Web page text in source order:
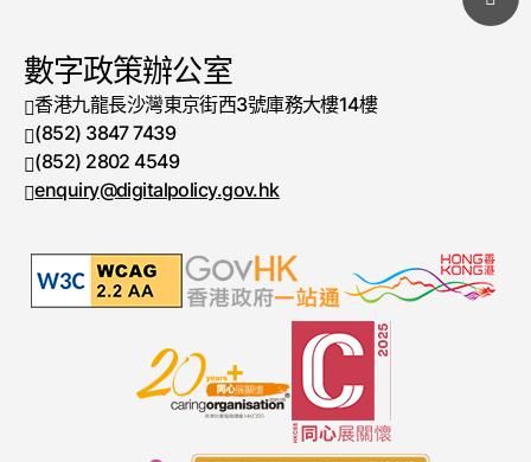
數字政策辦公室
香港九龍長沙灣東京街西3號庫務大樓14樓
電話號碼
(852) 3847 7439
傳真號碼
(852) 2802 4549
enquiry@digitalpolicy.gov.hk